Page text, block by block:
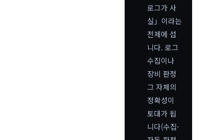
로그가 사
실」이라는
전제에 섭
니다. 로그
수집이나
장비 판정
그 자체의
정확성이
토대가 됩
니다(수집·